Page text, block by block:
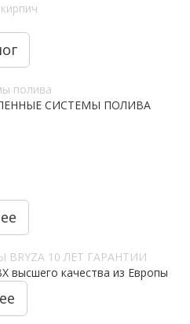
полива
СИСТЕМЫ ПОЛИВА
10 ЛЕТ ГАРАНТИИ
высшего качества из Европы